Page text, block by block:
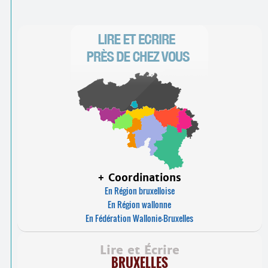
+ Coordinations
En Région bruxelloise
En Région wallonne
En Fédération Wallonie-Bruxelles
Lire et Écrire
BRUXELLES